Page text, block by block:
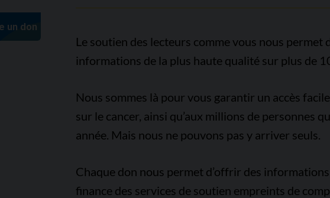
Le soutien des lecteurs comme vous nous
informations de la plus haute qualité sur plus de
Nous sommes là pour vous garantir un accès
sur le cancer, ainsi qu’aux millions de personnes
année. Mais nous ne pouvons pas y arriver seuls.
Chaque don nous permet d’offrir des
finance des services de soutien empreints de